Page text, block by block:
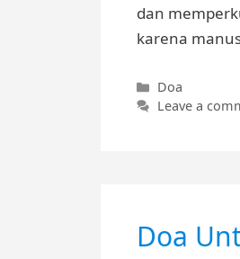
dan
karena
Categories
Doa
Leave a
Doa